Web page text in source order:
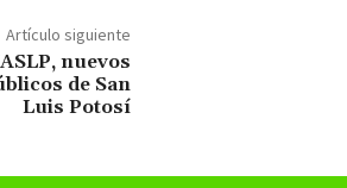
Artículo siguiente
nuevos
de San
Luis Potosí